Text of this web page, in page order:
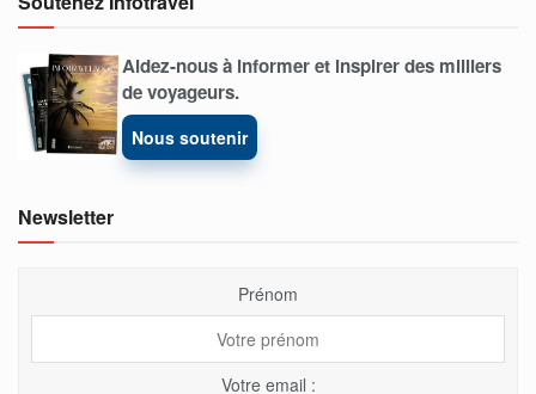
Aidez-nous à informer et inspirer des milliers
de voyageurs.
Nous soutenir
Newsletter
Prénom
Votre email :